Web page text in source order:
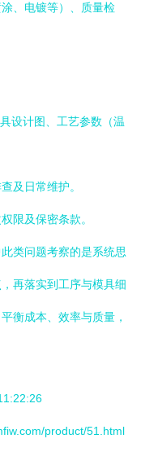
、电镀等）、质量检
设计图、工艺参数（温
及日常维护。
限及保密条款。
类问题考察的是系统思
再落实到工序与模具细
衡成本、效率与质量，
product/51.html